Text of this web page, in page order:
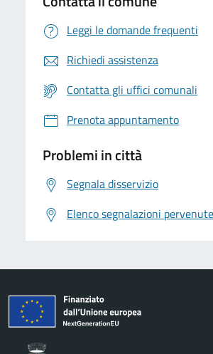
Leggi le domande frequenti
Richiedi assistenza
Contatta gli uffici comunali
Prenota appuntamento
Problemi in città
Segnala disservizio
Elenco segnalazioni pervenute